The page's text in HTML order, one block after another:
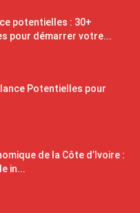
potentielles : 30+
pour démarrer votre...
Potentielles pour
de la Côte d’Ivoire :
in...